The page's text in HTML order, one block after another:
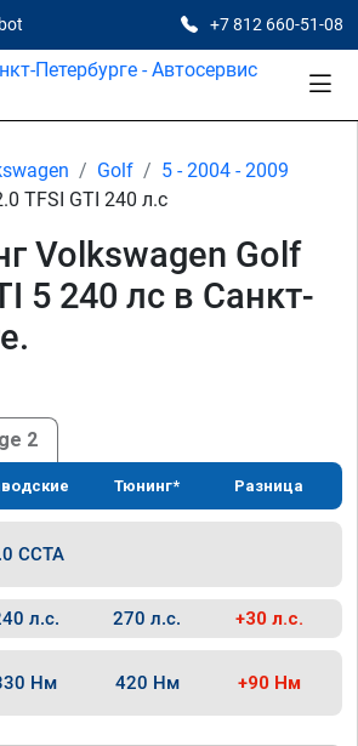
+7 812 660-51-08
Golf
5 - 2004 - 2009
TFSI GTI 240 л.с
Volkswagen Golf
5 240 лс в Санкт-
2
Тюнинг* Разница
CCTA
л.с. 270 л.с. +30 л.с.
Нм 420 Нм +90 Нм